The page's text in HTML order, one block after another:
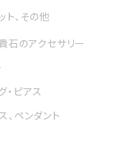
ト、その他
石のアクセサリー
・ピアス
、ペンダント